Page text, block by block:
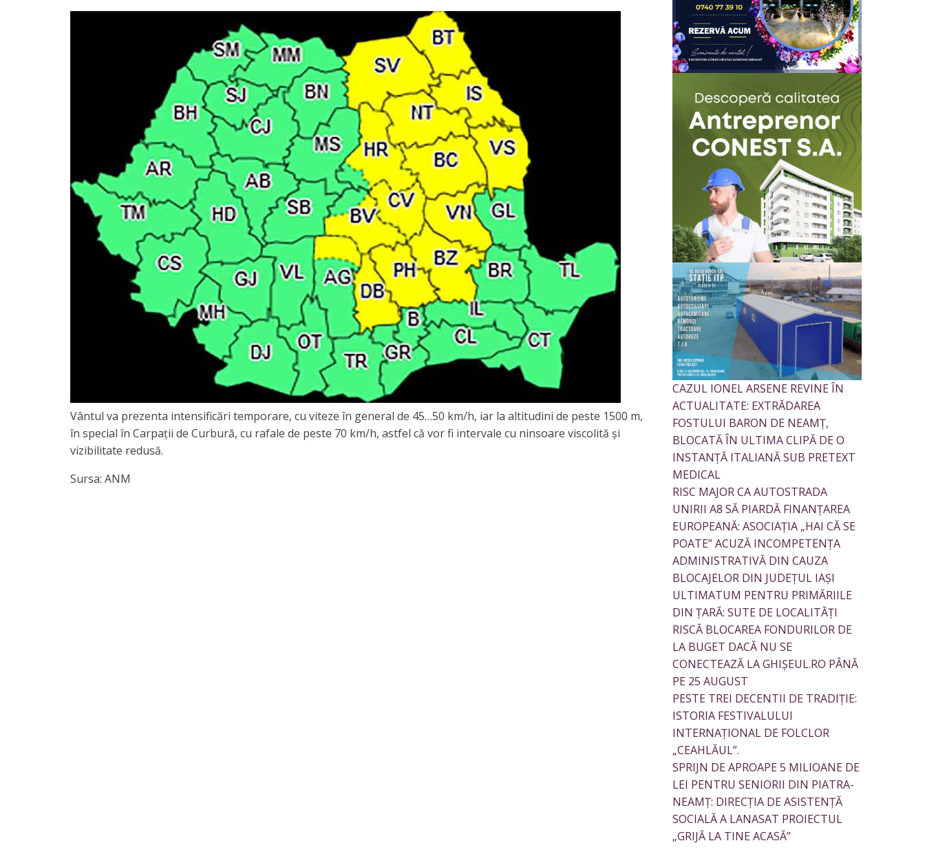
Vântul va prezenta intensificări temporare, cu viteze în general de 45…50 km/h, iar la altitudini de peste 1500 m,
în special în Carpații de Curbură, cu rafale de peste 70 km/h, astfel că vor fi intervale cu ninsoare viscolită și
vizibilitate redusă.
Sursa: ANM
CAZUL IONEL ARSENE REVINE ÎN
ACTUALITATE: EXTRĂDAREA
FOSTULUI BARON DE NEAMȚ,
BLOCATĂ ÎN ULTIMA CLIPĂ DE O
INSTANȚĂ ITALIANĂ SUB PRETEXT
MEDICAL
RISC MAJOR CA AUTOSTRADA
UNIRII A8 SĂ PIARDĂ FINANȚAREA
EUROPEANĂ: ASOCIAȚIA „HAI CĂ SE
POATE” ACUZĂ INCOMPETENȚA
ADMINISTRATIVĂ DIN CAUZA
BLOCAJELOR DIN JUDEȚUL IAȘI
ULTIMATUM PENTRU PRIMĂRIILE
DIN ȚARĂ: SUTE DE LOCALITĂȚI
RISCĂ BLOCAREA FONDURILOR DE
LA BUGET DACĂ NU SE
CONECTEAZĂ LA GHIȘEUL.RO PÂNĂ
PE 25 AUGUST
PESTE TREI DECENTII DE TRADIȚIE:
ISTORIA FESTIVALULUI
INTERNAȚIONAL DE FOLCLOR
„CEAHLĂUL”.
SPRIJN DE APROAPE 5 MILIOANE DE
LEI PENTRU SENIORII DIN PIATRA-
NEAMȚ: DIRECȚIA DE ASISTENȚĂ
SOCIALĂ A LANASAT PROIECTUL
„GRIJĂ LA TINE ACASĂ”